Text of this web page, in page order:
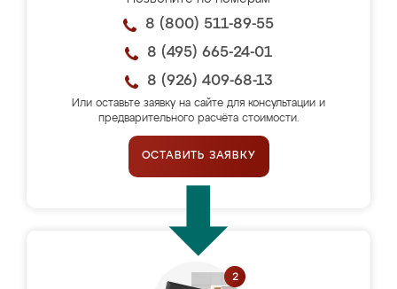
8 (800) 511-89-55
8 (495) 665-24-01
8 (926) 409-68-13
Или оставьте заявку на сайте для консультации и
предварительного расчёта стоимости.
ОСТАВИТЬ ЗАЯВКУ